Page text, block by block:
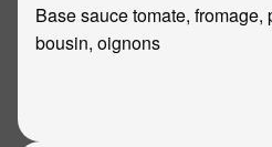
Base sauce tomate, fromage,
bousin, oignons